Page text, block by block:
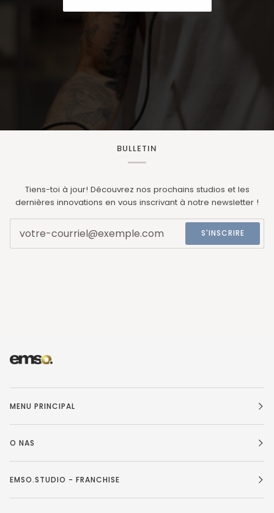
BULLETIN
Tiens-toi à jour! Découvrez nos prochains studios et les
dernières innovations en vous inscrivant à notre newsletter !
S'INSCRIRE
MENU PRINCIPAL
O NAS
EMSO.STUDIO - FRANCHISE